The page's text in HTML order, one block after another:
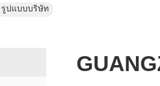
รูปแบบบริษัท